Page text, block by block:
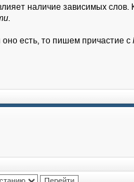
наличие зависимых
есть, то пишем причастие с